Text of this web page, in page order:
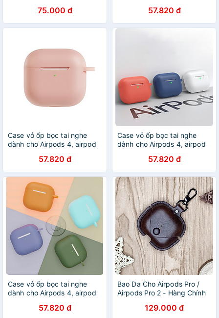
Gấu Brown_ Hàng Chính
Hãng
75.000 đ
HÀNG CHÍNH HÃNG
57.820 đ
Case vỏ ốp bọc tai nghe
dành cho Airpods 4, airpod
HÀNG CHÍNH HÃNG
57.820 đ
Case vỏ ốp bọc tai nghe
dành cho Airpods 4, airpod
HÀNG CHÍNH HÃNG
57.820 đ
Case vỏ ốp bọc tai nghe
dành cho Airpods 4, airpod
HÀNG CHÍNH HÃNG
57.820 đ
Bao Da Cho Airpods Pro /
Airpods Pro 2 - Hàng Chính
129.000 đ